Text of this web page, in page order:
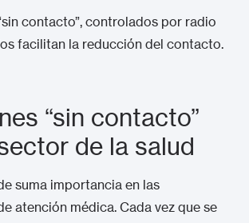
contacto”, controlados por radio
facilitan la reducción del contacto.
“sin contacto”
de la salud
suma importancia en las
atención médica. Cada vez que se